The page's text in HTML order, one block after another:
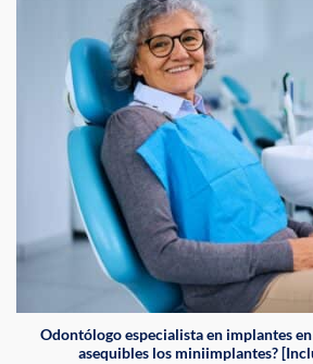
Odontólogo especialista en implantes
asequibles los miniimplantes?